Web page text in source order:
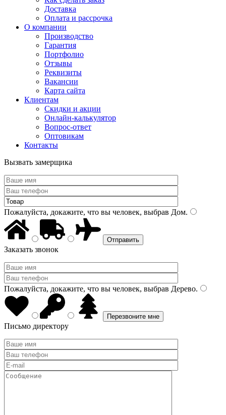
Доставка
Оплата и рассрочка
О компании
Производство
Гарантия
Портфолио
Отзывы
Реквизиты
Вакансии
Карта сайта
Клиентам
Скидки и акции
Онлайн-калькулятор
Вопрос-ответ
Оптовикам
Контакты
Вызвать замерщика
Пожалуйста, докажите, что вы человек, выбрав Дом.
Заказать звонок
Пожалуйста, докажите, что вы человек, выбрав Дерево.
Письмо директору